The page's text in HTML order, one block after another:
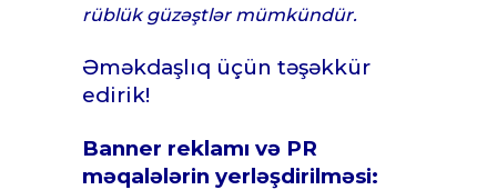
rüblük güzəştlər mümkündür.
Əməkdaşlıq üçün təşəkkür
edirik!
Banner reklamı və PR
məqalələrin yerləşdirilməsi: